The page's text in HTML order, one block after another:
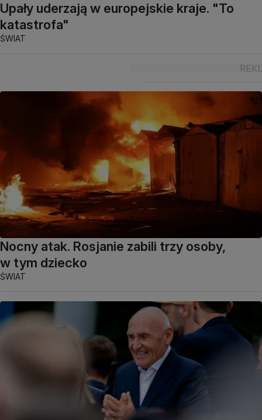
Upały uderzają w europejskie kraje. "To
katastrofa"
ŚWIAT
Nocny atak. Rosjanie zabili trzy osoby,
w tym dziecko
ŚWIAT